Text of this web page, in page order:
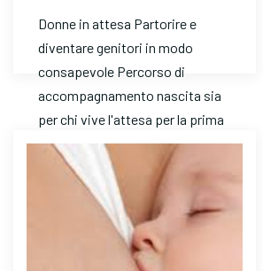
Donne in attesa Partorire e
diventare genitori in modo
consapevole Percorso di
accompagnamento nascita sia
per chi vive l'attesa per la prima
volt…